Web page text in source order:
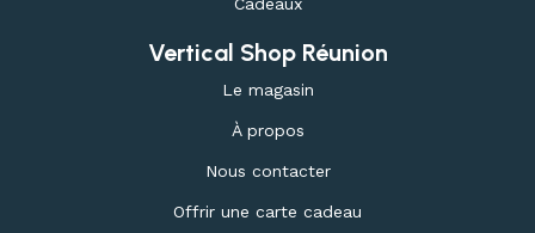
Cadeaux
Vertical Shop Réunion
Le magasin
À propos
Nous contacter
Offrir une carte cadeau